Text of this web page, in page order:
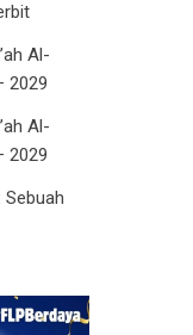
Al-
2029
Al-
2029
Sebuah